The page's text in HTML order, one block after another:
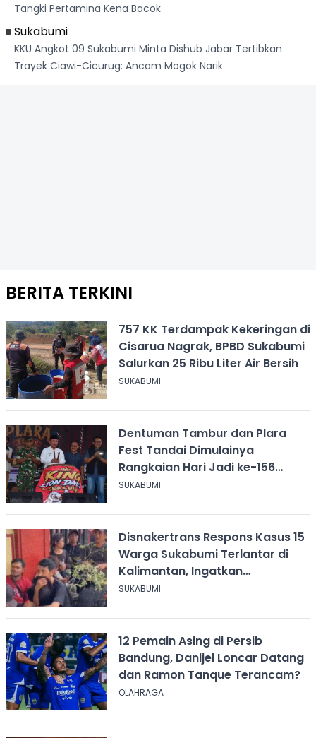
Tangki Pertamina Kena Bacok
Sukabumi
KKU Angkot 09 Sukabumi Minta Dishub Jabar Tertibkan
Trayek Ciawi-Cicurug: Ancam Mogok Narik
BERITA TERKINI
757 KK Terdampak Kekeringan di
Cisarua Nagrak, BPBD Sukabumi
Salurkan 25 Ribu Liter Air Bersih
SUKABUMI
Dentuman Tambur dan Plara
Fest Tandai Dimulainya
Rangkaian Hari Jadi ke-156
Kabupaten Sukabumi
SUKABUMI
Disnakertrans Respons Kasus 15
Warga Sukabumi Terlantar di
Kalimantan, Ingatkan
Pentingnya Perjanjian Kerja
SUKABUMI
12 Pemain Asing di Persib
Bandung, Danijel Loncar Datang
dan Ramon Tanque Terancam?
OLAHRAGA